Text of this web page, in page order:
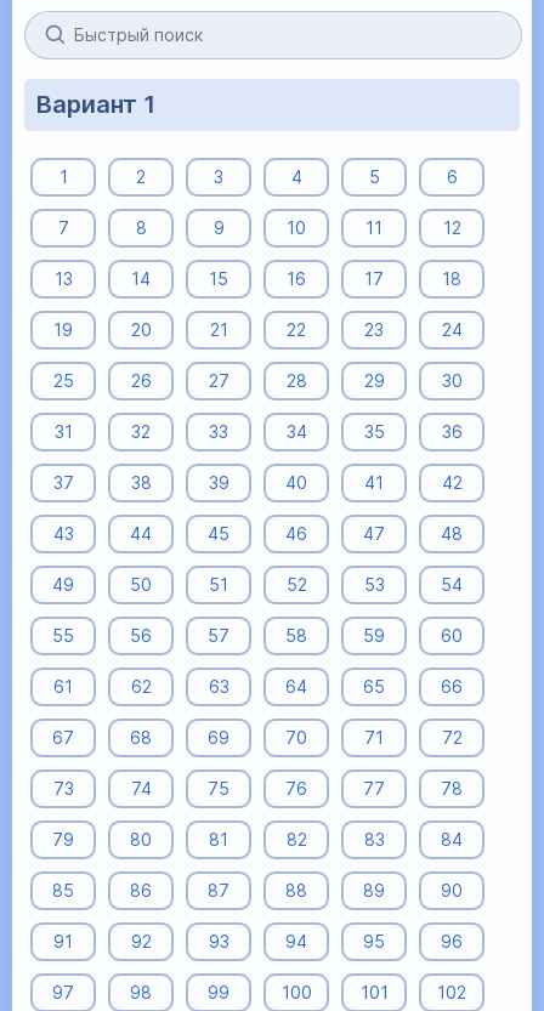
Вариант 1
1 2 3 4 5 6
7 8 9 10 11 12
13 14 15 16 17 18
19 20 21 22 23 24
25 26 27 28 29 30
31 32 33 34 35 36
37 38 39 40 41 42
43 44 45 46 47 48
49 50 51 52 53 54
55 56 57 58 59 60
61 62 63 64 65 66
67 68 69 70 71 72
73 74 75 76 77 78
79 80 81 82 83 84
85 86 87 88 89 90
91 92 93 94 95 96
97 98 99 100 101 102